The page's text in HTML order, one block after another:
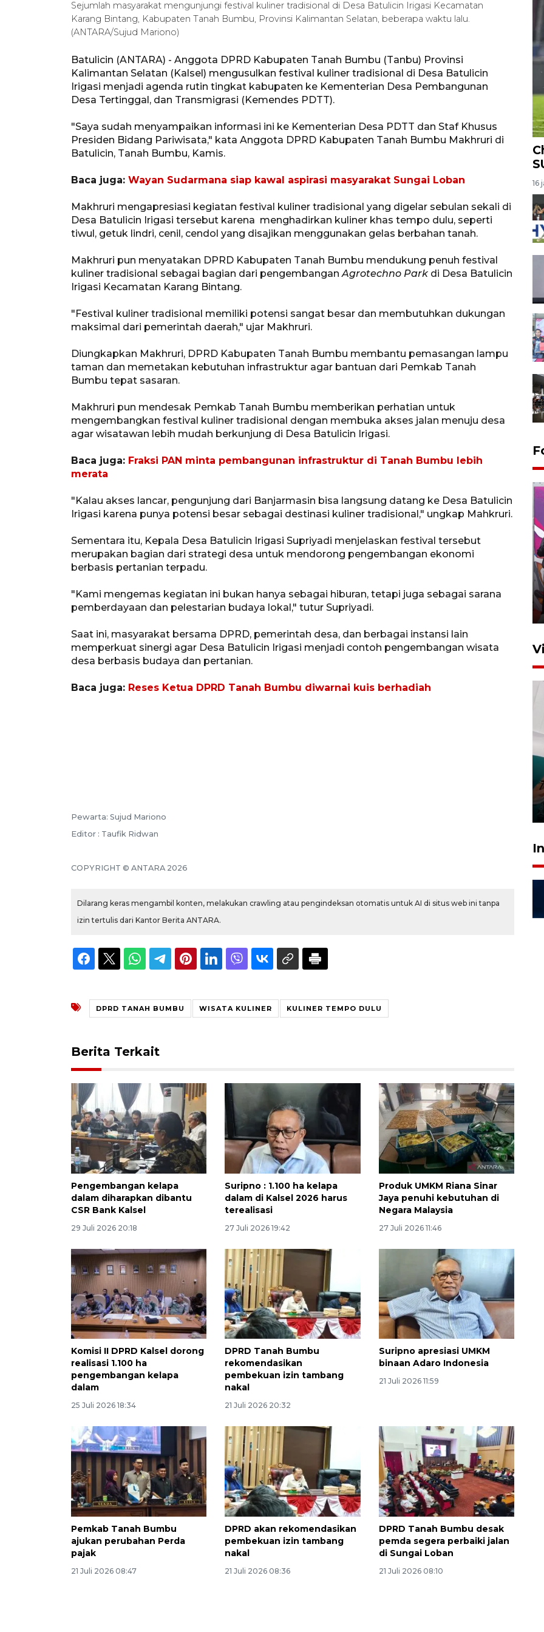
Sejumlah masyarakat mengunjungi festival kuliner tradisional di Desa Batulicin Irigasi Kecamatan
Karang Bintang, Kabupaten Tanah Bumbu, Provinsi Kalimantan Selatan, beberapa waktu lalu.
(ANTARA/Sujud Mariono)
Batulicin (ANTARA) - Anggota DPRD Kabupaten Tanah Bumbu (Tanbu) Provinsi
Kalimantan Selatan (Kalsel) mengusulkan festival kuliner tradisional di Desa Batulicin
Irigasi menjadi agenda rutin tingkat kabupaten ke Kementerian Desa Pembangunan
Desa Tertinggal, dan Transmigrasi (Kemendes PDTT).
"Saya sudah menyampaikan informasi ini ke Kementerian Desa PDTT dan Staf Khusus
Presiden Bidang Pariwisata," kata Anggota DPRD Kabupaten Tanah Bumbu Makhruri di
Batulicin, Tanah Bumbu, Kamis.
Baca juga: Wayan Sudarmana siap kawal aspirasi masyarakat Sungai Loban
Makhruri mengapresiasi kegiatan festival kuliner tradisional yang digelar sebulan sekali di
Desa Batulicin Irigasi tersebut karena menghadirkan kuliner khas tempo dulu, seperti
tiwul, getuk lindri, cenil, cendol yang disajikan menggunakan gelas berbahan tanah.
Makhruri pun menyatakan DPRD Kabupaten Tanah Bumbu mendukung penuh festival
kuliner tradisional sebagai bagian dari pengembangan Agrotechno Park di Desa Batulicin
Irigasi Kecamatan Karang Bintang.
"Festival kuliner tradisional memiliki potensi sangat besar dan membutuhkan dukungan
maksimal dari pemerintah daerah," ujar Makhruri.
Diungkapkan Makhruri, DPRD Kabupaten Tanah Bumbu membantu pemasangan lampu
taman dan memetakan kebutuhan infrastruktur agar bantuan dari Pemkab Tanah
Bumbu tepat sasaran.
Makhruri pun mendesak Pemkab Tanah Bumbu memberikan perhatian untuk
mengembangkan festival kuliner tradisional dengan membuka akses jalan menuju desa
agar wisatawan lebih mudah berkunjung di Desa Batulicin Irigasi.
Baca juga: Fraksi PAN minta pembangunan infrastruktur di Tanah Bumbu lebih
merata
​​​​"Kalau akses lancar, pengunjung dari Banjarmasin bisa langsung datang ke Desa Batulicin
Irigasi karena punya potensi besar sebagai destinasi kuliner tradisional," ungkap Mahkruri.
Sementara itu, Kepala Desa Batulicin Irigasi Supriyadi menjelaskan festival tersebut
merupakan bagian dari strategi desa untuk mendorong pengembangan ekonomi
berbasis pertanian terpadu.
"Kami mengemas kegiatan ini bukan hanya sebagai hiburan, tetapi juga sebagai sarana
pemberdayaan dan pelestarian budaya lokal," tutur Supriyadi.
Saat ini, masyarakat bersama DPRD, pemerintah desa, dan berbagai instansi lain
memperkuat sinergi agar Desa Batulicin Irigasi menjadi contoh pengembangan wisata
desa berbasis budaya dan pertanian.
Baca juga: Reses Ketua DPRD Tanah Bumbu diwarnai kuis berhadiah
Pewarta: Sujud Mariono
Editor : Taufik Ridwan
COPYRIGHT © ANTARA 2026
Dilarang keras mengambil konten, melakukan crawling atau pengindeksan otomatis untuk AI di situs web ini tanpa
izin tertulis dari Kantor Berita ANTARA.
DPRD TANAH BUMBU WISATA KULINER KULINER TEMPO DULU
Berita Terkait
Pengembangan kelapa
dalam diharapkan dibantu
CSR Bank Kalsel
29 Juli 2026 20:18
Suripno : 1.100 ha kelapa
dalam di Kalsel 2026 harus
terealisasi
27 Juli 2026 19:42
Produk UMKM Riana Sinar
Jaya penuhi kebutuhan di
Negara Malaysia
27 Juli 2026 11:46
Komisi II DPRD Kalsel dorong
realisasi 1.100 ha
pengembangan kelapa
dalam
25 Juli 2026 18:34
DPRD Tanah Bumbu
rekomendasikan
pembekuan izin tambang
nakal
21 Juli 2026 20:32
Suripno apresiasi UMKM
binaan Adaro Indonesia
21 Juli 2026 11:59
Pemkab Tanah Bumbu
ajukan perubahan Perda
pajak
21 Juli 2026 08:47
DPRD akan rekomendasikan
pembekuan izin tambang
nakal
21 Juli 2026 08:36
DPRD Tanah Bumbu desak
pemda segera perbaiki jalan
di Sungai Loban
21 Juli 2026 08:10
16
Ketua DPRD Syahrial hadiri
Bola Usia Dini
23 Juli 2026 21:36
Layanan haji Indonesia